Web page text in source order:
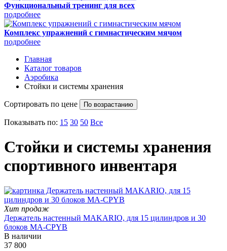
Функциональный тренинг для всех
подробнее
Комплекс упражнений с гимнастическим мячом
подробнее
Главная
Каталог товаров
Аэробика
Стойки и системы хранения
Сортировать по цене По возрастанию
Показывать по: 15 30 50 Все
Стойки и системы хранения
спортивного инвентаря
Хит продаж
Держатель настенный MAKARIO, для 15 цилиндров и 30
блоков MA-CPYB
В наличии
37 800